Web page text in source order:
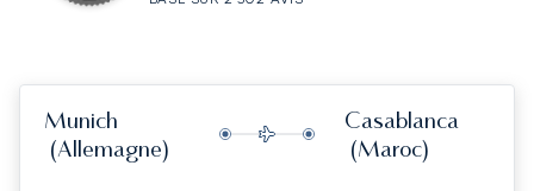
Munich
(Allemagne)
Casablanca
(Maroc)